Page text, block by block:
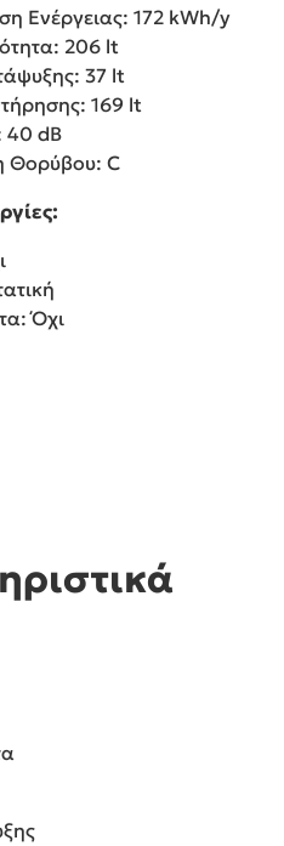
Ενέργειας: 172 kWh/y
206 lt
37 lt
169 lt
40 dB
Θορύβου: C
Όχι